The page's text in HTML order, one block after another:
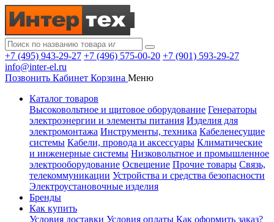
+7 (495) 943-29-27 +7 (496) 575-00-20 +7 (901) 593-29-27
info@inter-el.ru
Позвонить Кабинет Корзина Меню
Каталог товаров
Высоковольтное и щитовое оборудование Генераторы
электроэнергии и элементы питания Изделия для
электромонтажа Инструменты, техника Кабеленесущие
системы Кабели, провода и аксессуары Климатические
и инженерные системы Низковольтное и промышленное
электрооборудование Освещение Прочие товары Связь,
телекоммуникации Устройства и средства безопасности
Электроустановочные изделия
Бренды
Как купить
Условия доставки Условия оплаты Как оформить заказ?